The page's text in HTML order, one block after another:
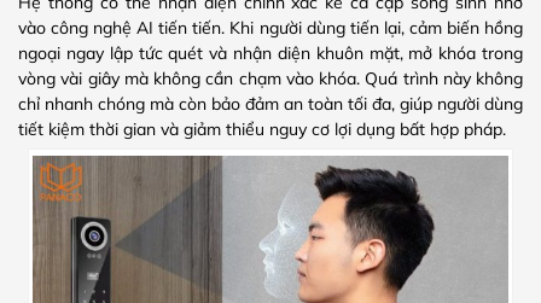
vào công nghệ AI tiến tiến. Khi người dùng tiến lại, cảm biến hồng
ngoại ngay lập tức quét và nhận diện khuôn mặt, mở khóa trong
vòng vài giây mà không cần chạm vào khóa. Quá trình này không
chỉ nhanh chóng mà còn bảo đảm an toàn tối đa, giúp người dùng
tiết kiệm thời gian và giảm thiểu nguy cơ lợi dụng bất hợp pháp.